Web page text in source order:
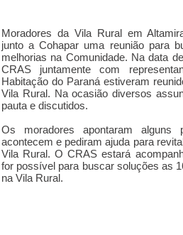
Moradores da Vila Rural em
junto a Cohapar uma reunião para
melhorias na Comunidade. Na data
CRAS juntamente com
Habitação do Paraná estiveram
Vila Rural. Na ocasião diversos
pauta e discutidos.
Os moradores apontaram alguns
acontecem e pediram ajuda para
Vila Rural. O CRAS estará
for possível para buscar soluções as
na Vila Rural.